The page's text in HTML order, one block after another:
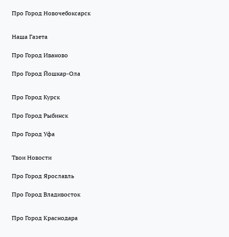
Про Город Новочебоксарск
Наша Газета
Про Город Иваново
Про Город Йошкар-Ола
Про Город Курск
Про Город Рыбинск
Про Город Уфа
Твои Новости
Про Город Ярославль
Про Город Владивосток
Про Город Краснодара